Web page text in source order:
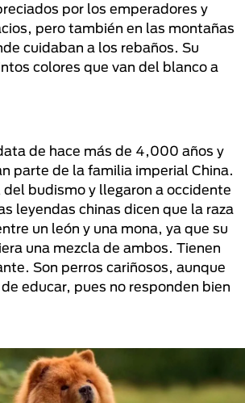
por los emperadores y
pero también en las montañas
cuidaban a los rebaños. Su
colores que van del blanco a
de hace más de 4,000 años y
parte de la familia imperial China.
del budismo y llegaron a occidente
leyendas chinas dicen que la raza
un león y una mona, ya que su
una mezcla de ambos. Tienen
Son perros cariñosos, aunque
educar, pues no responden bien